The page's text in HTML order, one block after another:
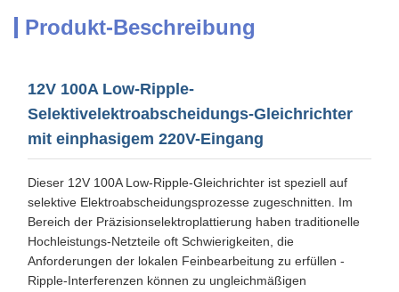
Produkt-Beschreibung
12V 100A Low-Ripple-
Selektivelektroabscheidungs-Gleichrichter
mit einphasigem 220V-Eingang
Dieser 12V 100A Low-Ripple-Gleichrichter ist speziell auf
selektive Elektroabscheidungsprozesse zugeschnitten. Im
Bereich der Präzisionselektroplattierung haben traditionelle
Hochleistungs-Netzteile oft Schwierigkeiten, die
Anforderungen der lokalen Feinbearbeitung zu erfüllen -
Ripple-Interferenzen können zu ungleichmäßigen